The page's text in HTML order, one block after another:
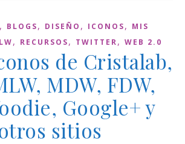
, BLOGS, DISEÑO , ICONOS, MIS
, RECURSOS, TWITTER, WEB 2.0
de Cristalab,
MDW, FDW,
Google+ y
sitios